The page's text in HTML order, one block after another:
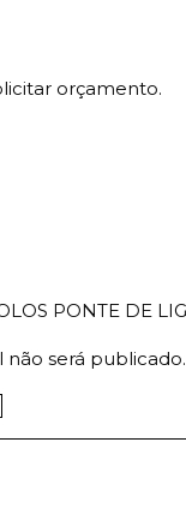
orçamento.
PONTE DE
será publicado.